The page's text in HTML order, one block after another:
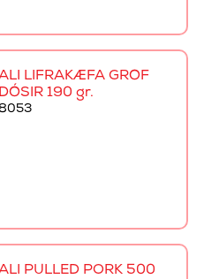
LIFRAKÆFA GRÓF
DÓSIR 190 gr.
PULLED PORK 500